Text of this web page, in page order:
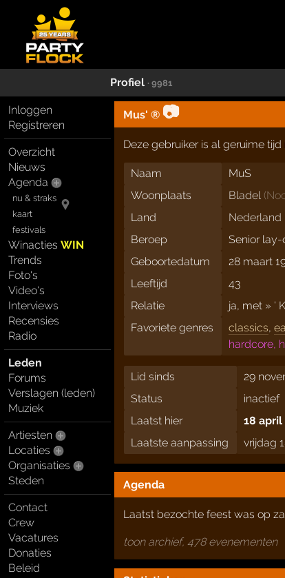
Profiel · 9981
Inloggen
Registreren
Overzicht
Nieuws
Agenda
nu & straks
kaart
festivals
WinactiesWIN
Trends
Foto's
Video's
Interviews
Recensies
Radio
Leden
Forums
Verslagen (leden)
Muziek
Artiesten
Locaties
Organisaties
Steden
Contact
Crew
Vacatures
Donaties
Beleid
Mus' ® 📷
Deze gebruiker is al geruime
Naam
MuS
Woonplaats
Bladel (
Land
Nederland
Beroep
Senior
Geboortedatum
28 maart
Leeftijd
43
Relatie
ja, met » '
Favoriete genres
classics,
hardcore,
Lid sinds
29
Status
inactief
Laatst hier
18 april
Laatste aanpassing
vrijdag
Agenda
Laatst bezochte feest was op
toon archief, 478 evenementen